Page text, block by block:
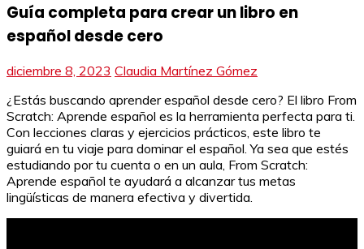
Guía completa para crear un libro en
español desde cero
diciembre 8, 2023 Claudia Martínez Gómez
¿Estás buscando aprender español desde cero? El libro From
Scratch: Aprende español es la herramienta perfecta para ti.
Con lecciones claras y ejercicios prácticos, este libro te
guiará en tu viaje para dominar el español. Ya sea que estés
estudiando por tu cuenta o en un aula, From Scratch:
Aprende español te ayudará a alcanzar tus metas
lingüísticas de manera efectiva y divertida.